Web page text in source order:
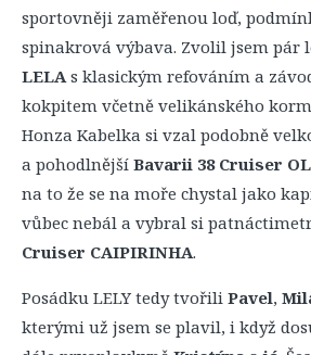
sportovněji zaměřenou loď,
spinakrová výbava. Zvolil jsem pár
LELAs klasickým refováním a
kokpitem včetně velikánského
Honza Kabelka si vzal podobně
a pohodlnější Bavarii 38 Cruiser
na to že se na moře chystal jako
vůbec nebál a vybral si
Cruiser CAIPIRINHA.
Posádku LELY tedy tvořili Pavel,
kterými už jsem se plavil, i když